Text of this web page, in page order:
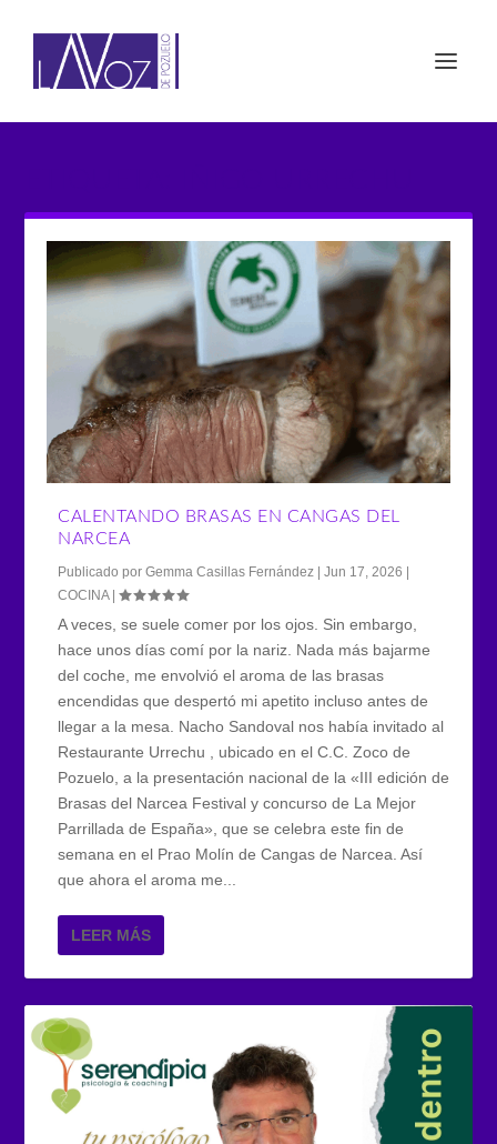
CALENTANDO BRASAS EN CANGAS DEL
NARCEA
Publicado porGemma Casillas Fernández |Jun 17, 2026 |
COCINA|
A veces, se suele comer por los ojos. Sin embargo,
hace unos días comí por la nariz. Nada más bajarme
del coche, me envolvió el aroma de las brasas
encendidas que despertó mi apetito incluso antes de
llegar a la mesa. Nacho Sandoval nos había invitado al
Restaurante Urrechu , ubicado en el C.C. Zoco de
Pozuelo, a la presentación nacional de la «III edición de
Brasas del Narcea Festival y concurso de La Mejor
Parrillada de España», que se celebra este fin de
semana en el Prao Molín de Cangas de Narcea. Así
que ahora el aroma me...
LEER MÁS